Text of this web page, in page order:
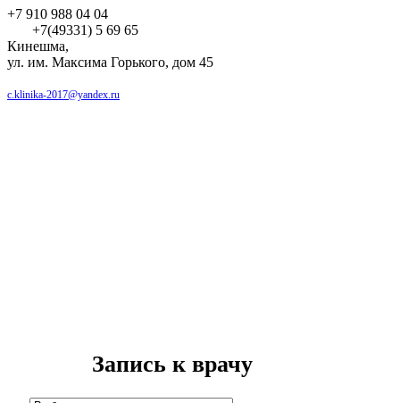
+7 910 988 04 04
+7(49331) 5 69 65
Кинешма,
ул. им. Максима Горького, дом 45
c.klinika-2017@yandex.ru
Запись к врачу